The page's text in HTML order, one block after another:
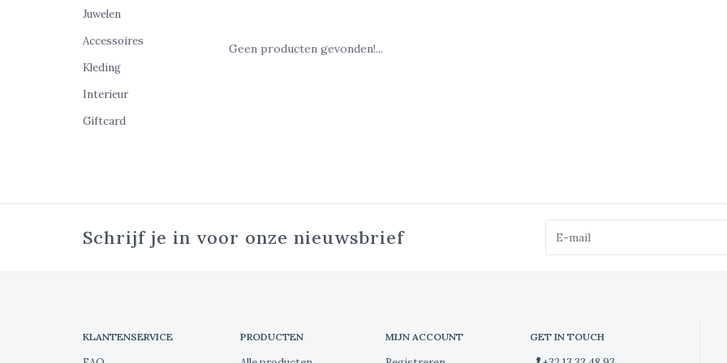
Juwelen
Accessoires
Kleding
Interieur
Giftcard
Geen producten gevonden!...
Schrijf je in voor onze nieuwsbrief
KLANTENSERVICE PRODUCTEN MIJN ACCOUNT GET IN TOUCH